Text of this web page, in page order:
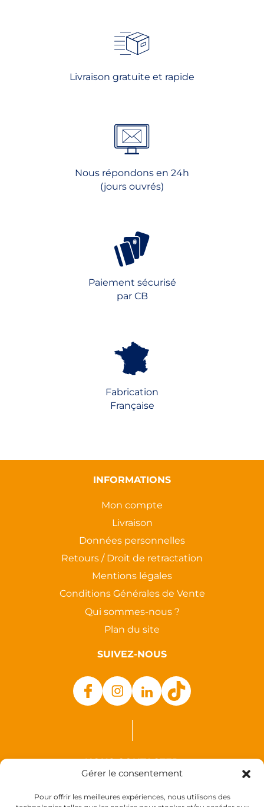
Gérer le consentement
Pour offrir les meilleures expériences, nous utilisons des
Livraison gratuite et rapide
Nous répondons en 24h
(jours ouvrés)
Paiement sécurisé
par CB
Fabrication
Française
INFORMATIONS
Mon compte
Livraison
Données personnelles
Retours / Droit de retractation
Mentions légales
Conditions Générales de Vente
Qui sommes-nous ?
Plan du site
SUIVEZ-NOUS
NOUS CONTACTER
Auxence